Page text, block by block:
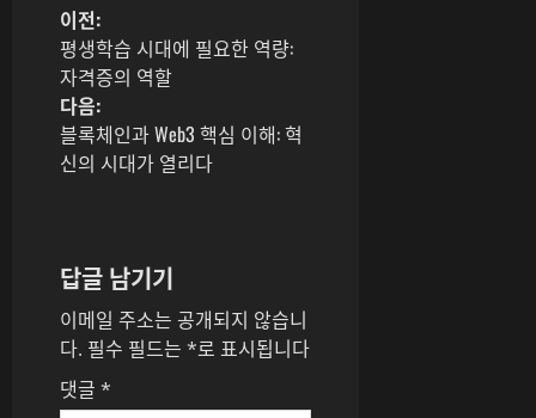
게
시
물
내
게
이
션
이전:
평생학습 시대에 필요한 역량:
자격증의 역할
다음:
블록체인과 Web3 핵심 이해: 혁
신의 시대가 열리다
답글 남기기
이메일 주소는 공개되지 않습니
다. 필수 필드는 *로 표시됩니다
댓글 *